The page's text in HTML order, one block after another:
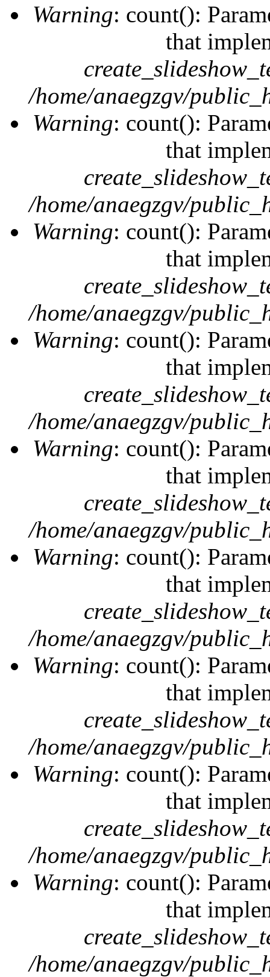
Warning: count():
that
/home/anaegzgv/
Warning: count():
that
/home/anaegzgv/
Warning: count():
that
/home/anaegzgv/
Warning: count():
that
/home/anaegzgv/
Warning: count():
that
/home/anaegzgv/
Warning: count():
that
/home/anaegzgv/
Warning: count():
that
/home/anaegzgv/
Warning: count():
that
/home/anaegzgv/
Warning: count():
that
/home/anaegzgv/